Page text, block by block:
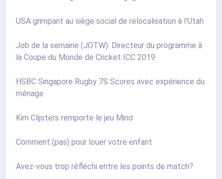
USA grimpant au siège social de relocalisation à l’Utah
Job de la semaine (JOTW): Directeur du programme à
la Coupe du Monde de Cricket ICC 2019
HSBC Singapore Rugby 7S Scores avec expérience du
ménage
Kim Clijsters remporte le jeu Mind
Comment (pas) pour louer votre enfant
Avez-vous trop réfléchi entre les points de match?